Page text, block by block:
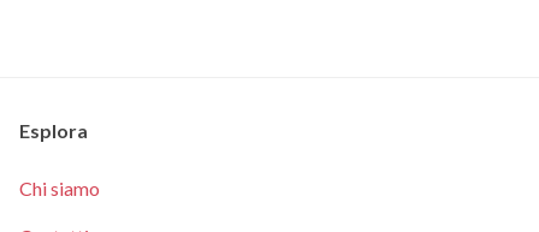
Esplora
Chi siamo